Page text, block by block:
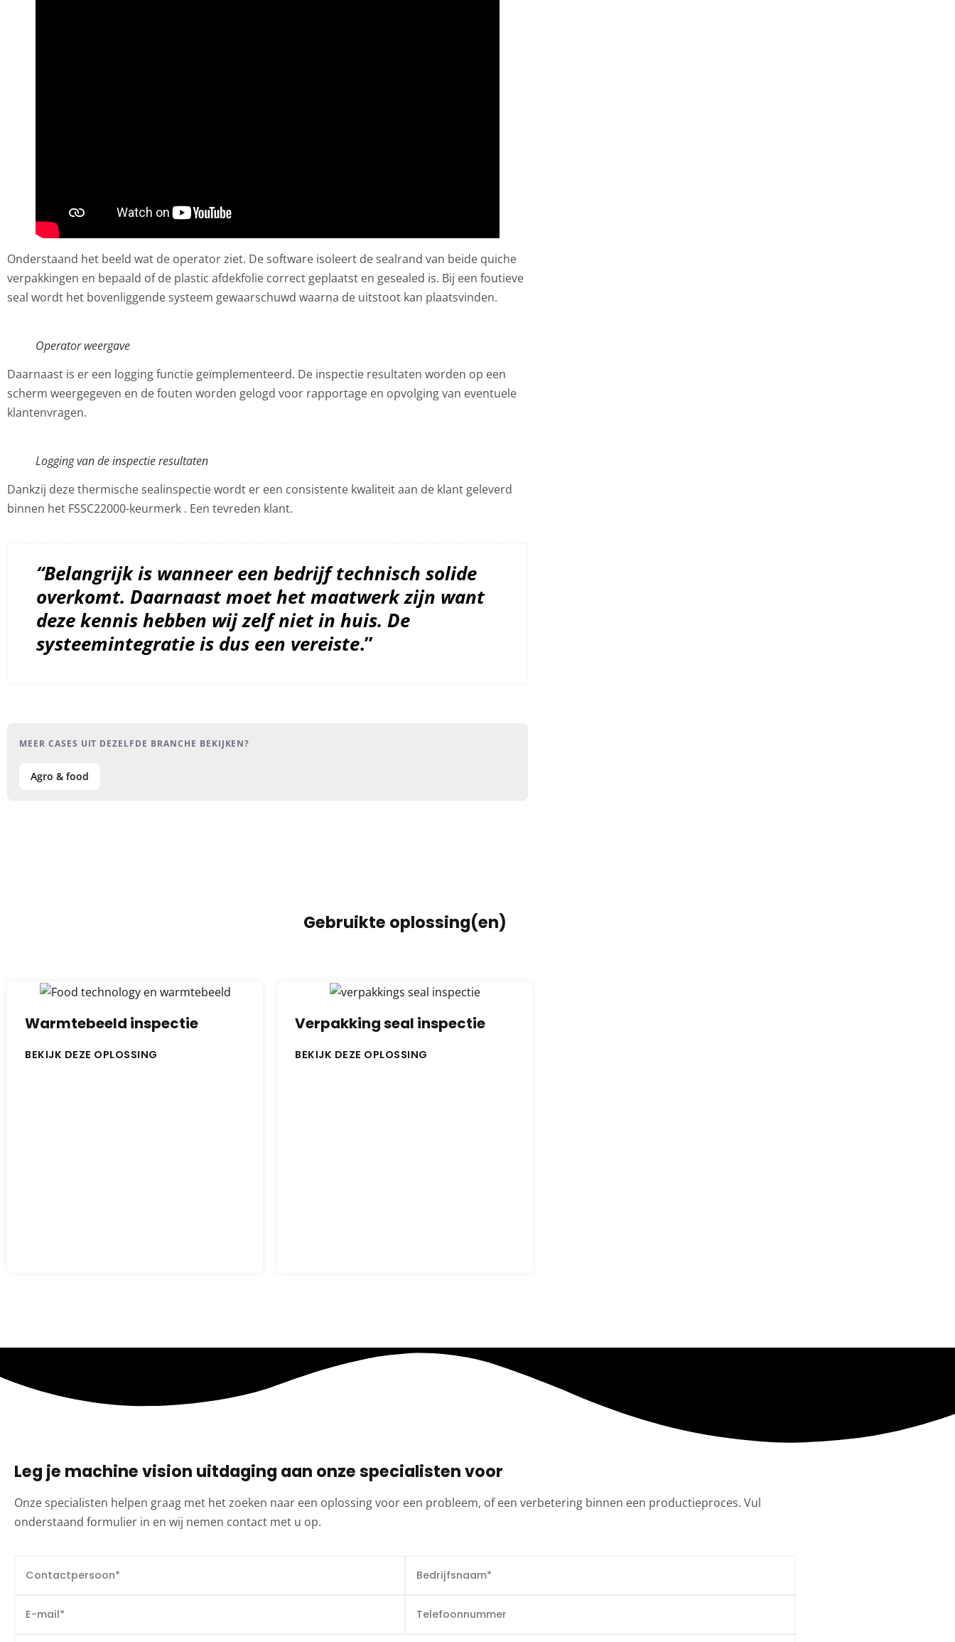
Onderstaand het beeld wat de operator ziet. De software isoleert de sealrand van beide quiche
verpakkingen en bepaald of de plastic afdekfolie correct geplaatst en gesealed is. Bij een foutieve
seal wordt het bovenliggende systeem gewaarschuwd waarna de uitstoot kan plaatsvinden.
Operator weergave
Daarnaast is er een logging functie geïmplementeerd. De inspectie resultaten worden op een
scherm weergegeven en de fouten worden gelogd voor rapportage en opvolging van eventuele
klantenvragen.
Logging van de inspectie resultaten
Dankzij deze thermische sealinspectie wordt er een consistente kwaliteit aan de klant geleverd
binnen het FSSC22000-keurmerk . Een tevreden klant.
“Belangrijk is wanneer een bedrijf technisch solide
overkomt. Daarnaast moet het maatwerk zijn want
deze kennis hebben wij zelf niet in huis. De
systeemintegratie is dus een vereiste.”
MEER CASES UIT DEZELFDE BRANCHE BEKIJKEN?
Agro & food
Gebruikte oplossing(en)
Warmtebeeld inspectie
BEKIJK DEZE OPLOSSING
Verpakking seal inspectie
BEKIJK DEZE OPLOSSING
Leg je machine vision uitdaging aan onze specialisten voor
Onze specialisten helpen graag met het zoeken naar een oplossing voor een probleem, of een verbetering binnen een productieproces. Vul
onderstaand formulier in en wij nemen contact met u op.